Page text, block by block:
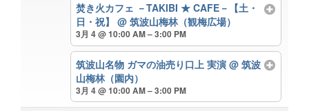
焚き火カフェ －TAKIBI ★ CAFE－【土・
日・祝】@ 筑波山梅林（観梅広場）
3月 4 @ 10:00 AM – 3:00 PM
筑波山名物 ガマの油売り口上 実演@ 筑波
山梅林（園内）
3月 4 @ 10:00 AM – 3:00 PM